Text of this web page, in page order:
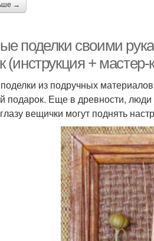
→
поделки своими
(инструкция + мастер-
из подручных
подарок. Еще в древности,
вещички могут поднять